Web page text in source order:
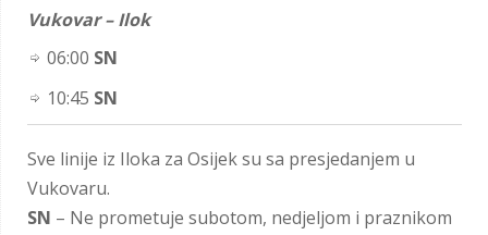
Vukovar – Ilok
06:00 SN
10:45 SN
Sve linije iz Iloka za Osijek su sa presjedanjem u
Vukovaru.
SN – Ne prometuje subotom, nedjeljom i praznikom